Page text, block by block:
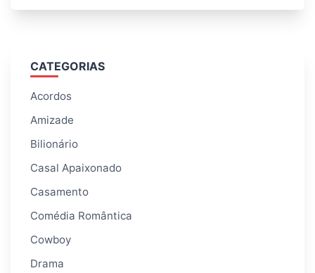
CATEGORIAS
Acordos
Amizade
Bilionário
Casal Apaixonado
Casamento
Comédia Romântica
Cowboy
Drama